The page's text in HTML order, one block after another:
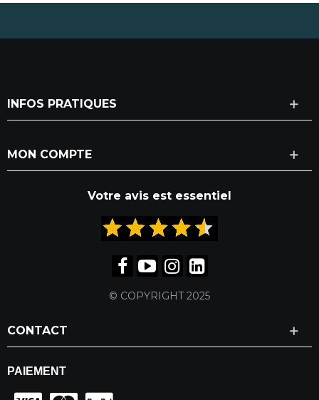
INFOS PRATIQUES
MON COMPTE
Votre avis est essentiel
© COPYRIGHT 2025
CONTACT
PAIEMENT